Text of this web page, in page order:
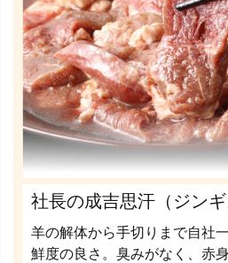
社長の成吉思汗（ジンギ
羊の解体から手切りまで自社
鮮度の良さ。臭みがなく、赤